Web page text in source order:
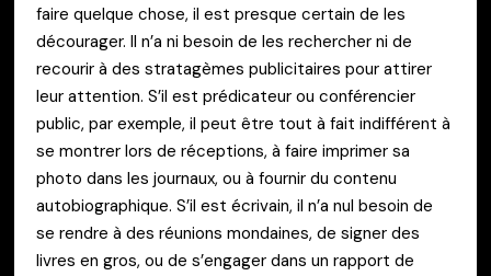
faire quelque chose, il est presque certain de les
décourager. Il n’a ni besoin de les rechercher ni de
recourir à des stratagèmes publicitaires pour attirer
leur attention. S’il est prédicateur ou conférencier
public, par exemple, il peut être tout à fait indifférent à
se montrer lors de réceptions, à faire imprimer sa
photo dans les journaux, ou à fournir du contenu
autobiographique. S’il est écrivain, il n’a nul besoin de
se rendre à des réunions mondaines, de signer des
livres en gros, ou de s’engager dans un rapport de